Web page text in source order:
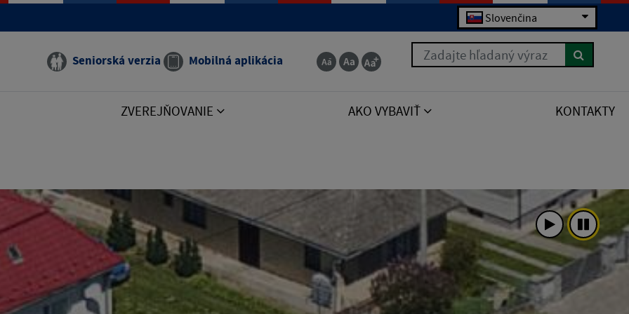
manual that corresponds to your MariaDB server version for the right syntax to use near 'order by poradie
Slovenčina
Seniorská verzia Mobilná aplikácia
Zadajte hľadaný výraz
ZVEREJŇOVANIE AKO VYBAVIŤ KONTAKTY